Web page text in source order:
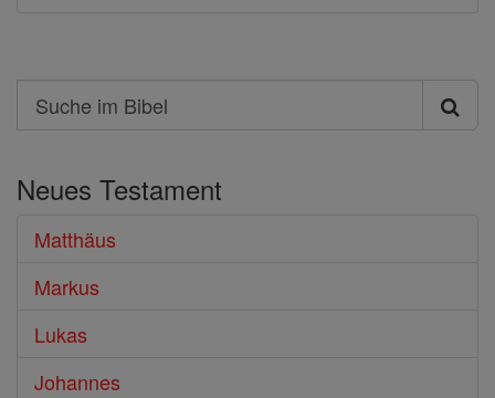
Search
Suche
Bibel
Neues Testament
Matthäus
Markus
Lukas
Johannes